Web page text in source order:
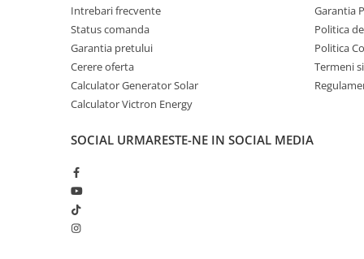
Intrebari frecvente
Status comanda
Garantia pretului
Cerere oferta
Calculator Generator Solar
Calculator Victron Energy
Garantia
Politica
Politica
Termeni
SOCIAL URMARESTE-NE IN SOCIAL MEDIA